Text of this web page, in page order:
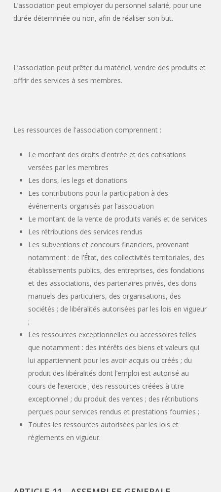
L’association peut employer du personnel salarié, pour une
durée déterminée ou non, afin de réaliser son but.
L’association peut prêter du matériel, vendre des produits et
offrir des services à ses membres.
Les ressources de l'association comprennent :
Le montant des droits d'entrée et des cotisations
versées par les membres
Les dons, les legs et donations
Les contributions pour la participation à des
événements organisés par l’association
Le montant de la vente de produits variés et de services
Les rétributions des services rendus
Les subventions et concours financiers, provenant
notamment : de l’État, des collectivités territoriales, des
établissements publics, des entreprises, des fondations
et des associations, des partenaires privés, des dons
manuels des particuliers, des organisations, des
sociétés ; de libéralités autorisées par les lois en vigueur
;
Les ressources exceptionnelles ou accessoires telles
que notamment : des intérêts des biens et valeurs qui
lui appartiennent pour les avoir acquis ou créés ; du
produit des libéralités dont l’emploi est autorisé au
cours de l’exercice ; des ressources créées à titre
exceptionnel ; du produit des ventes ; des rétributions
perçues pour services rendus et prestations fournies ;
Toutes les ressources autorisées par les lois et
règlements en vigueur.